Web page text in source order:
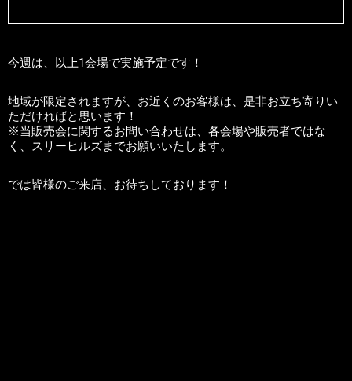
今週は、以上1会場で実施予定です！
地域が限定されますが、お近くのお客様は、是非お立ち寄りい
ただければと思います！
※当販売会に関するお問い合わせは、各会場や販売者ではな
く、スリーヒルズまでお願いいたします。
では皆様のご来店、お待ちしております！